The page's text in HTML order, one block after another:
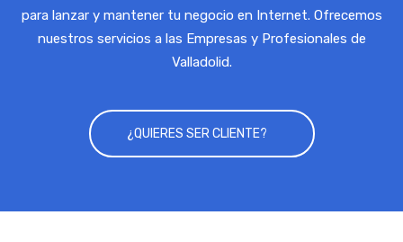
para lanzar y mantener tu negocio en Internet. Ofrecemos
nuestros servicios a las Empresas y Profesionales de
Valladolid.
¿QUIERES SER CLIENTE?